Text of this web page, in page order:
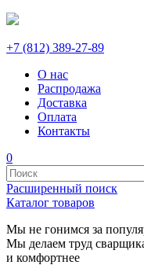
+7 (812) 389-27-89
О нас
Распродажа
Доставка
Оплата
Контакты
0
Расширенный поиск
Каталог товаров
Мы не гонимся за
Мы делаем труд
и комфортнее